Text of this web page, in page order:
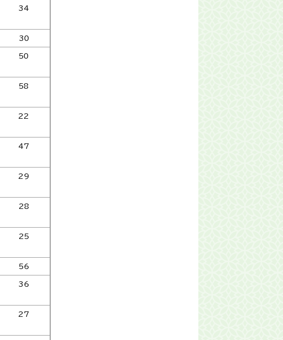
34
30
50
58
22
47
29
28
25
56
36
27